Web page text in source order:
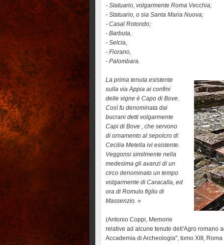
- Statuario, volgarmente Roma Vecchia;
- Statuario, o sia Santa Maria Nuova;
- Casal Rotondo;
- Barbuta,
- Selcia,
- Fiorano,
- Palombara.
La prima tenuta esistente
sulla via Appia ai confini
delle vigne è Capo di Bove.
Così fu denominata dai
bucrani detti volgarmente
Capi di Bove , che servono
di ornamento al sepolcro di
Cecilia Metella ivi esistente.
Veggonsi similmente nella
medesima gli avanzi di un
circo denominato un tempo
volgarmente di Caracalla, ed
ora di Romulo figlio di
Massenzio. »
(Antonio Coppi, Memorie
relative ad alcune tenute dell'Agro romano
Accademia di Archeologia", tomo XIII,